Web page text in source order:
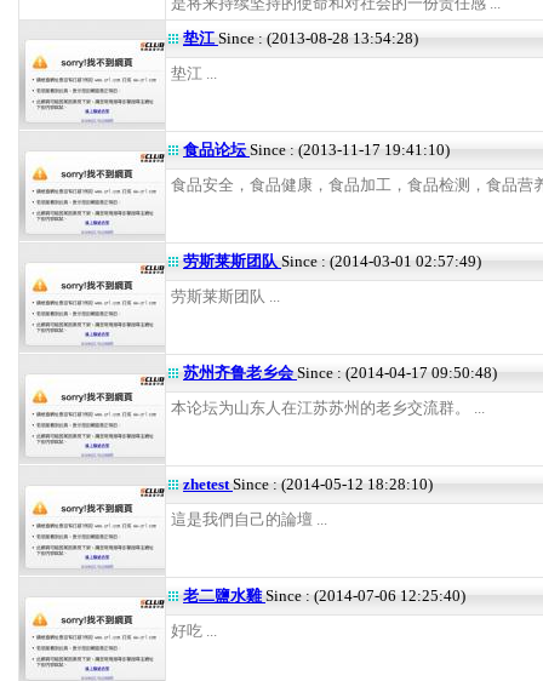
垫江Since : (2013-08-28 13:54:28)
垫江 ...
食品论坛Since : (2013-11-17 19:41:10)
食品安全，食品健康，食品加工，食品检测，食品营
劳斯莱斯团队 Since : (2014-03-01 02:57:49)
劳斯莱斯团队 ...
苏州齐鲁老乡会 Since : (2014-04-17 09:50:48)
本论坛为山东人在江苏苏州的老乡交流群。 ...
zhetestSince : (2014-05-12 18:28:10)
這是我們自己的論壇 ...
老二鹽水雞Since : (2014-07-06 12:25:40)
好吃 ...